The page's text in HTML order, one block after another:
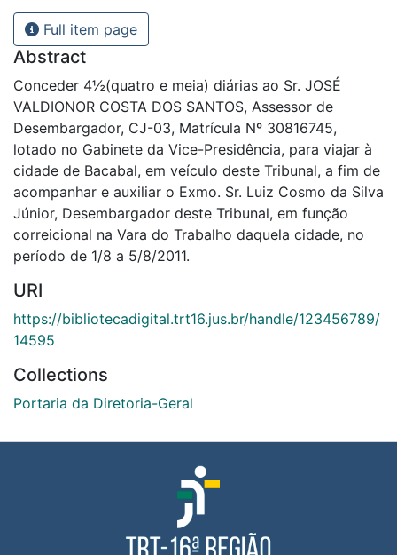
Full item page
Abstract
Conceder 4½(quatro e meia) diárias ao Sr. JOSÉ
VALDIONOR COSTA DOS SANTOS, Assessor de
Desembargador, CJ-03, Matrícula Nº 30816745,
lotado no Gabinete da Vice-Presidência, para viajar à
cidade de Bacabal, em veículo deste Tribunal, a fim de
acompanhar e auxiliar o Exmo. Sr. Luiz Cosmo da Silva
Júnior, Desembargador deste Tribunal, em função
correicional na Vara do Trabalho daquela cidade, no
período de 1/8 a 5/8/2011.
URI
https://bibliotecadigital.trt16.jus.br/handle/123456789/
14595
Collections
Portaria da Diretoria-Geral